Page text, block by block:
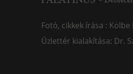
Fotó, cikkek írása :
Üzlettér kialakítása: Dr.